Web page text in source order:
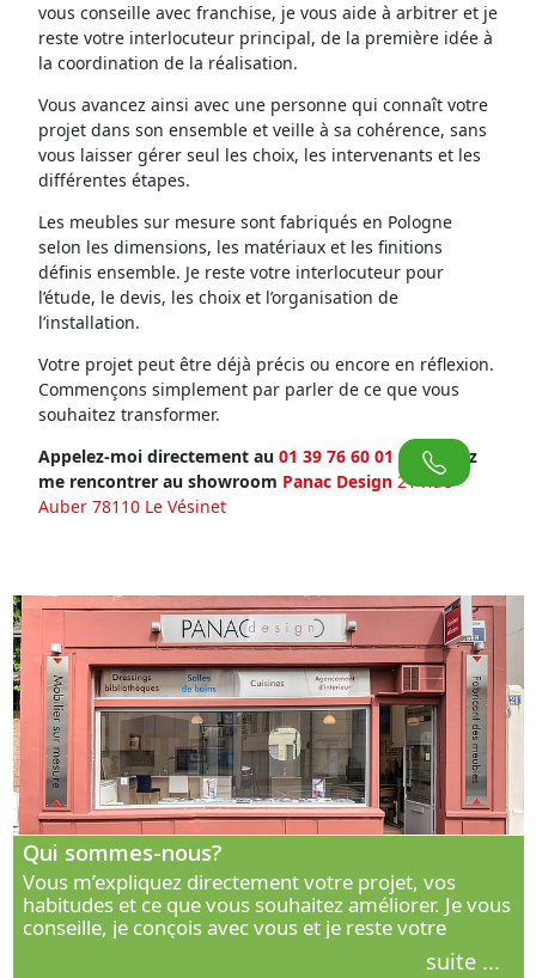
vous conseille avec franchise, je vous aide à arbitrer et je
reste votre interlocuteur principal, de la première idée à
la coordination de la réalisation.
Vous avancez ainsi avec une personne qui connaît votre
projet dans son ensemble et veille à sa cohérence, sans
vous laisser gérer seul les choix, les intervenants et les
différentes étapes.
Les meubles sur mesure sont fabriqués en Pologne
selon les dimensions, les matériaux et les finitions
définis ensemble. Je reste votre interlocuteur pour
l’étude, le devis, les choix et l’organisation de
l’installation.
Votre projet peut être déjà précis ou encore en réflexion.
Commençons simplement par parler de ce que vous
souhaitez transformer.
Appelez-moi directement au 01 39 76 60 01 ou venez
me rencontrer au showroom Panac Design 21 Rue
Auber 78110 Le Vésinet
Qui sommes-nous?
Vous m’expliquez directement votre projet, vos
habitudes et ce que vous souhaitez améliorer. Je vous
conseille, je conçois avec vous et je reste votre
interlocuteur principal. Découvrez ma façon de vous
suite ...